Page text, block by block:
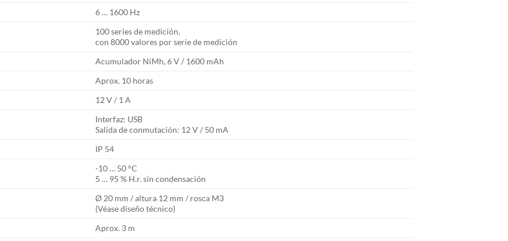
6 … 1600 Hz
100 series de medición,
con 8000 valores por serie de medición
Acumulador NiMh, 6 V / 1600 mAh
Aprox. 10 horas
12 V / 1 A
Interfaz: USB
Salida de conmutación: 12 V / 50 mA
IP 54
-10 … 50 °C
5 … 95 % H.r. sin condensación
Ø 20 mm / altura 12 mm / rosca M3
(Véase diseño técnico)
Aprox. 3 m